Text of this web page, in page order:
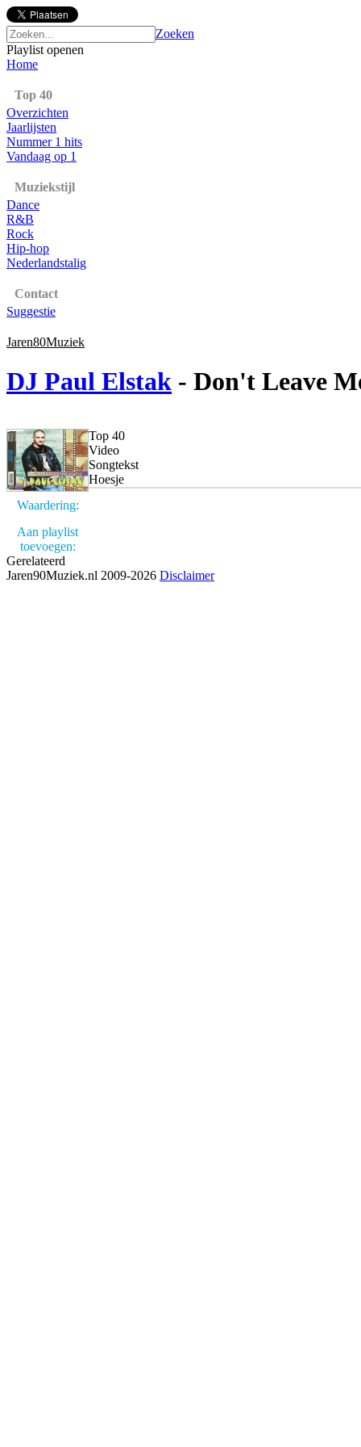
Zoeken
Playlist openen
Home
Top 40
Overzichten
Jaarlijsten
Nummer 1 hits
Vandaag op 1
Muziekstijl
Dance
R&B
Rock
Hip-hop
Nederlandstalig
Contact
Suggestie
Jaren80Muziek
DJ Paul Elstak - Don't Leave
Waardering:
Aan playlist
toevoegen:
Top 40
Video
Songtekst
Hoesje
Gerelateerd
Jaren90Muziek.nl 2009-2026 Disclaimer